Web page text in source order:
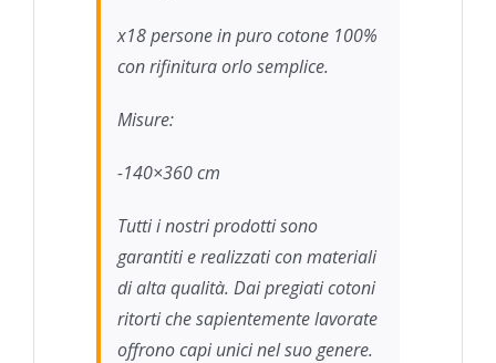
x18 persone in puro cotone 100%
con rifinitura orlo semplice.
Misure:
-140×360 cm
Tutti i nostri prodotti sono
garantiti e realizzati con materiali
di alta qualità. Dai pregiati cotoni
ritorti che sapientemente lavorate
offrono capi unici nel suo genere.